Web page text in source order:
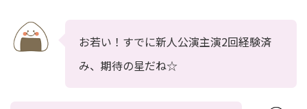
お若い！すでに新人公演主演2回経験済
み、期待の星だね☆